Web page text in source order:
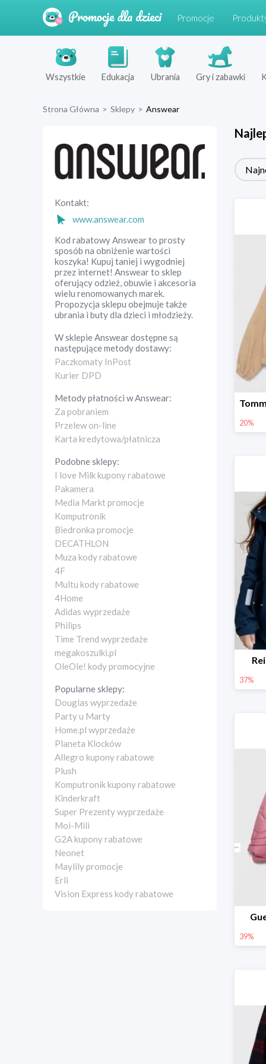
Promocje
Wszystkie Edukacja Ubrania Gry i zabawki
Strona Główna > Sklepy > Answear
Kontakt:
www.answear.com
Kod rabatowy Answear to prosty
sposób na obniżenie wartości
koszyka! Kupuj taniej i wygodniej
przez internet! Answear to sklep
oferujący odzież, obuwie i akcesoria
wielu renomowanych marek.
Propozycja sklepu obejmuje także
ubrania i buty dla dzieci i młodzieży.
W sklepieAnsweardostępne są
następujące metody dostawy:
Paczkomaty InPost
Kurier DPD
Metody płatności wAnswear:
Za pobraniem
Przelew on-line
Karta kredytowa/płatnicza
Podobne sklepy:
I love Milk kupony rabatowe
Pakamera
Media Markt promocje
Komputronik
Biedronka promocje
DECATHLON
Muza kody rabatowe
4F
Multu kody rabatowe
4Home
Adidas wyprzedaże
Philips
Time Trend wyprzedaże
megakoszulki.pl
OleOle! kody promocyjne
Popularne sklepy:
Douglas wyprzedaże
Party u Marty
Home.pl wyprzedaże
Planeta Klocków
Allegro kupony rabatowe
Plush
Komputronik kupony rabatowe
Kinderkraft
Super Prezenty wyprzedaże
Moi-Mili
G2A kupony rabatowe
Neonet
Maylily promocje
Erli
Vision Express kody rabatowe
20%
37%
39%